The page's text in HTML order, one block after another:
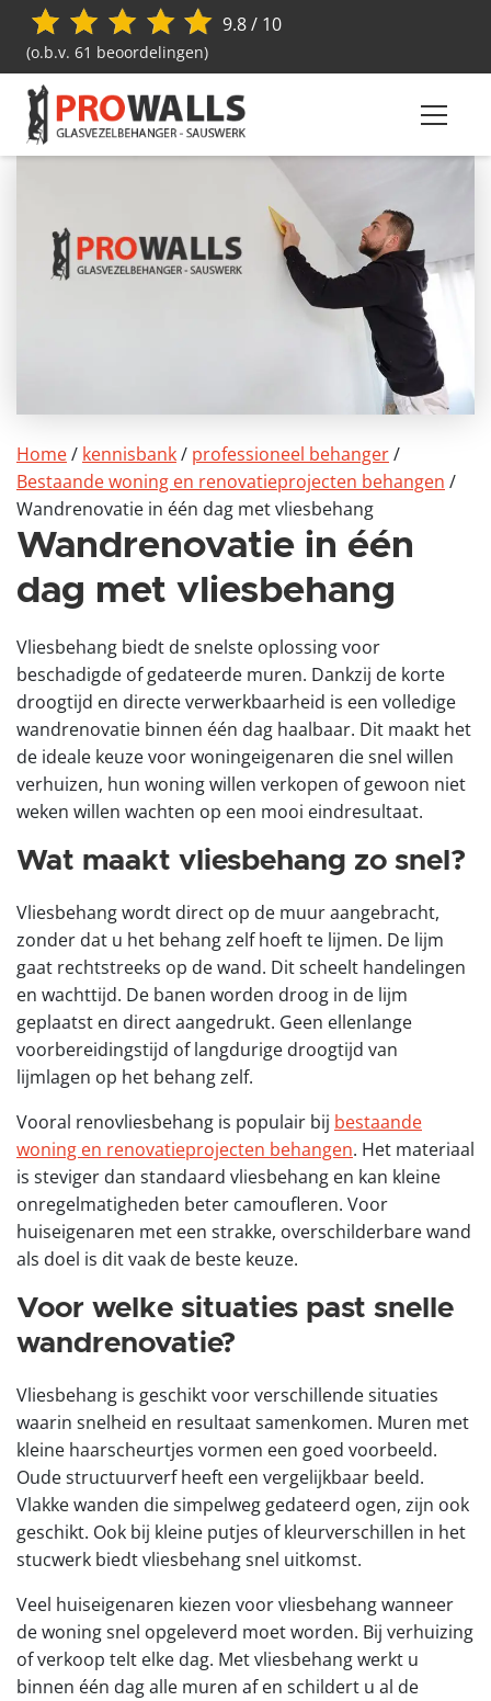
9.8 / 10
(o.b.v. 61 beoordelingen)
Home/ kennisbank/ professioneel behanger/
Bestaande woning en renovatieprojecten behangen /
Wandrenovatie in één dag met vliesbehang
Wandrenovatie in één
dag met vliesbehang
Vliesbehang biedt de snelste oplossing voor
beschadigde of gedateerde muren. Dankzij de korte
droogtijd en directe verwerkbaarheid is een volledige
wandrenovatie binnen één dag haalbaar. Dit maakt het
de ideale keuze voor woningeigenaren die snel willen
verhuizen, hun woning willen verkopen of gewoon niet
weken willen wachten op een mooi eindresultaat.
Wat maakt vliesbehang zo snel?
Vliesbehang wordt direct op de muur aangebracht,
zonder dat u het behang zelf hoeft te lijmen. De lijm
gaat rechtstreeks op de wand. Dit scheelt handelingen
en wachttijd. De banen worden droog in de lijm
geplaatst en direct aangedrukt. Geen ellenlange
voorbereidingstijd of langdurige droogtijd van
lijmlagen op het behang zelf.
Vooral renovliesbehang is populair bij bestaande
woning en renovatieprojecten behangen. Het materiaal
is steviger dan standaard vliesbehang en kan kleine
onregelmatigheden beter camoufleren. Voor
huiseigenaren met een strakke, overschilderbare wand
als doel is dit vaak de beste keuze.
Voor welke situaties past snelle
wandrenovatie?
Vliesbehang is geschikt voor verschillende situaties
waarin snelheid en resultaat samenkomen. Muren met
kleine haarscheurtjes vormen een goed voorbeeld.
Oude structuurverf heeft een vergelijkbaar beeld.
Vlakke wanden die simpelweg gedateerd ogen, zijn ook
geschikt. Ook bij kleine putjes of kleurverschillen in het
stucwerk biedt vliesbehang snel uitkomst.
Veel huiseigenaren kiezen voor vliesbehang wanneer
de woning snel opgeleverd moet worden. Bij verhuizing
of verkoop telt elke dag. Met vliesbehang werkt u
binnen één dag alle muren af en schildert u al de